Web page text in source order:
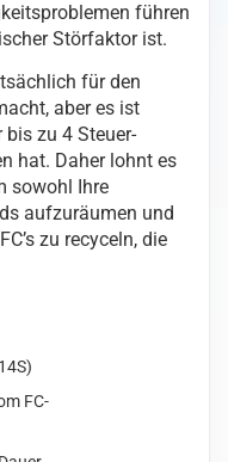
führen
Störfaktor ist.
für den
aber es ist
zu 4 Steuer-
hat. Daher lohnt es
sowohl Ihre
aufzuräumen und
zu recyceln, die
FC-